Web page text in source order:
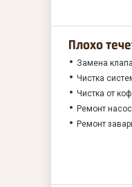
Плохо
Замена
Чистка
Чистка от
Ремонт
Ремонт